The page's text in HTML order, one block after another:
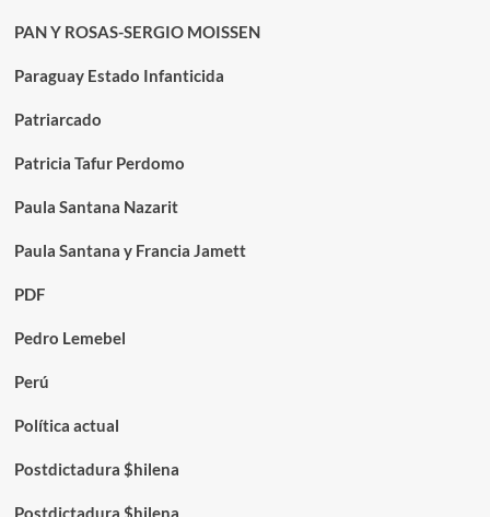
PAN Y ROSAS-SERGIO MOISSEN
Paraguay Estado Infanticida
Patriarcado
Patricia Tafur Perdomo
Paula Santana Nazarit
Paula Santana y Francia Jamett
PDF
Pedro Lemebel
Perú
Política actual
Postdictadura $hilena
Postdictadura $hilena